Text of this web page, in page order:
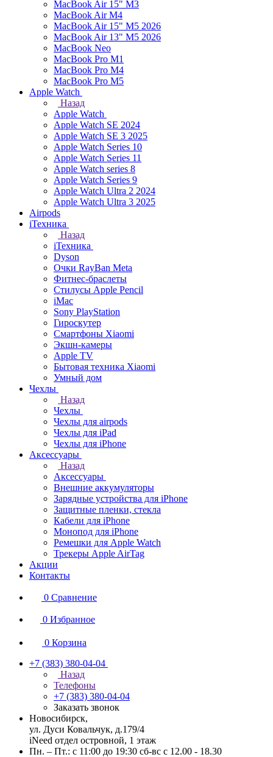
MacBook Air 15" M3
MacBook Air M4
MacBook Air 15" М5 2026
MacBook Air 13" М5 2026
MacBook Neo
MacBook Pro M1
MacBook Pro M4
MacBook Pro M5
Apple Watch
Назад
Apple Watch
Apple Watch SE 2024
Apple Watch SE 3 2025
Apple Watch Series 10
Apple Watch Series 11
Apple Watch series 8
Apple Watch Series 9
Apple Watch Ultra 2 2024
Apple Watch Ultra 3 2025
Airpods
iТехника
Назад
iТехника
Dyson
Очки RayBan Meta
Фитнес-браслеты
Стилусы Apple Pencil
iMac
Sony PlayStation
Гироскутер
Смартфоны Xiaomi
Экшн-камеры
Apple TV
Бытовая техника Xiaomi
Умный дом
Чехлы
Назад
Чехлы
Чехлы для airpods
Чехлы для iPad
Чехлы для iPhone
Аксессуары
Назад
Аксессуары
Внешние аккумуляторы
Зарядные устройства для iPhone
Защитные пленки, стекла
Кабели для iPhone
Монопод для iPhone
Ремешки для Apple Watch
Трекеры Apple AirTag
Акции
Контакты
0 Сравнение
0 Избранное
0 Корзина
+7 (383) 380-04-04
Назад
Телефоны
+7 (383) 380-04-04
Заказать звонок
Новосибирск,
ул. Дуси Ковальчук, д.179/4
iNeed отдел островной, 1 этаж
Пн. – Пт.: с 11:00 до 19:30 сб-вс с 12.00 - 18.30